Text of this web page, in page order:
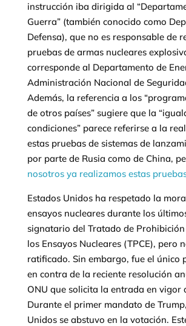
instrucción iba dirigida al
Guerra” (también conocido como
Defensa), que no es responsable de
pruebas de armas nucleares
corresponde al Departamento de
Administración Nacional de
Además, la referencia a los
de otros países” sugiere que la
condiciones” parece referirse a la
estas pruebas de sistemas de
por parte de Rusia como de China,
nosotros ya realizamos estas
Estados Unidos ha respetado la
ensayos nucleares durante los
signatario del Tratado de
los Ensayos Nucleares (TPCE), pero
ratificado. Sin embargo, fue el único
en contra de la reciente resolución
ONU que solicita la entrada en vigor
Durante el primer mandato de
Unidos se abstuvo en la votación.